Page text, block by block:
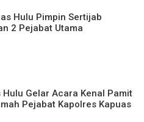
Hulu Pimpin Sertijab
2 Pejabat Utama
Hulu Gelar Acara Kenal Pamit
Pejabat Kapolres Kapuas